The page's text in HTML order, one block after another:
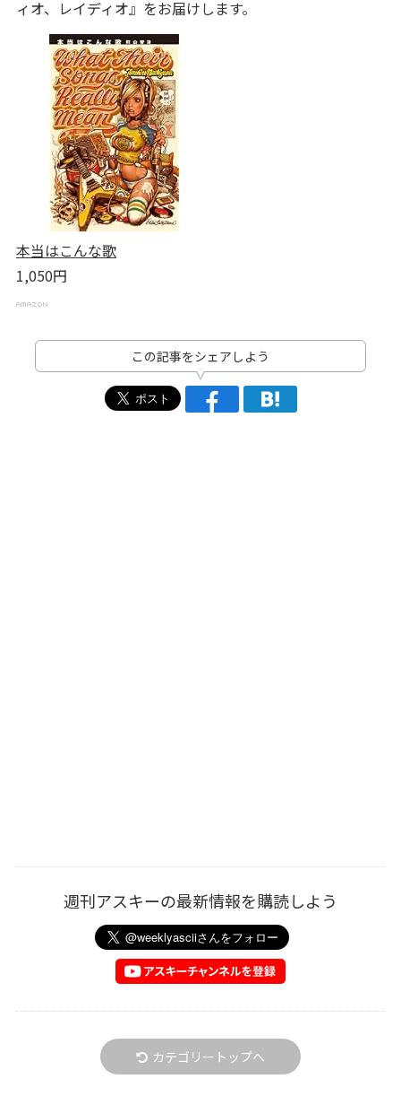
ィオ、レイディオ』をお届けします。
本当はこんな歌
1,050円
この記事をシェアしよう
週刊アスキーの最新情報を購読しよう
カテゴリートップへ